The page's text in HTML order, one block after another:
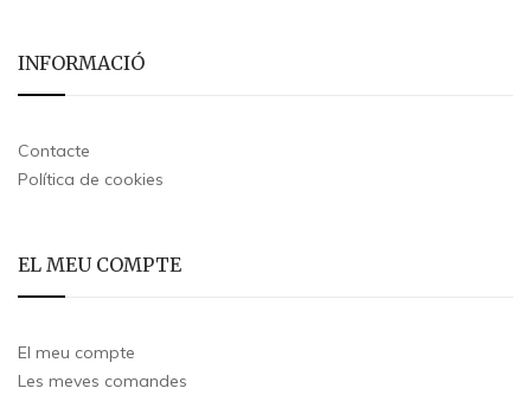
INFORMACIÓ
Contacte
Política de cookies
EL MEU COMPTE
El meu compte
Les meves comandes